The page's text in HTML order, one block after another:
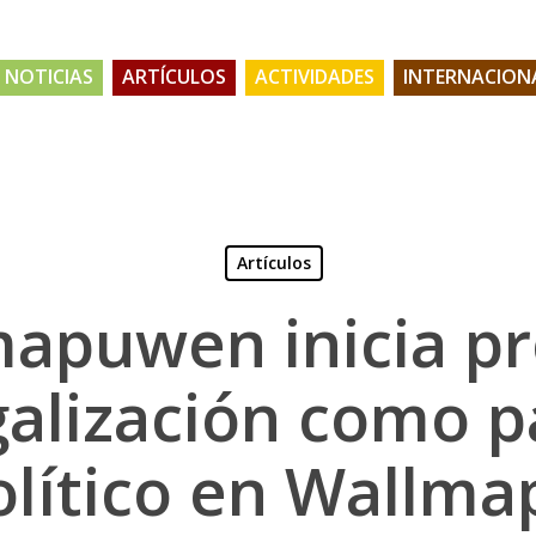
NOTICIAS ARTÍCULOS ACTIVIDADES
Artículos
inicia
como
en